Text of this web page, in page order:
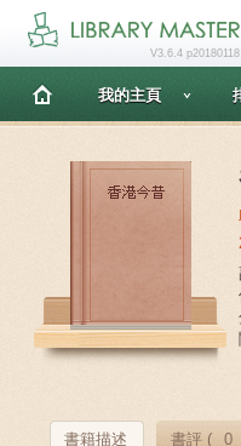
V3.6.4 p20180118
我的主頁
書籍描述 書評 ( 0